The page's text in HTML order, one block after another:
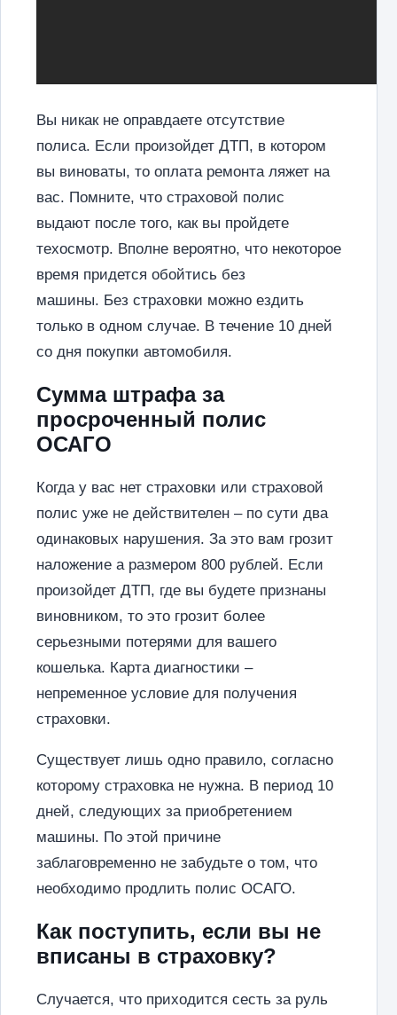
Вы никак не оправдаете отсутствие
полиса. Если произойдет ДТП, в котором
вы виноваты, то оплата ремонта ляжет на
вас. Помните, что страховой полис
выдают после того, как вы пройдете
техосмотр. Вполне вероятно, что некоторое
время придется обойтись без
машины. Без страховки можно ездить
только в одном случае. В течение 10 дней
со дня покупки автомобиля.
Сумма штрафа за
просроченный полис
ОСАГО
Когда у вас нет страховки или страховой
полис уже не действителен – по сути два
одинаковых нарушения. За это вам грозит
наложение а размером 800 рублей. Если
произойдет ДТП, где вы будете признаны
виновником, то это грозит более
серьезными потерями для вашего
кошелька. Карта диагностики –
непременное условие для получения
страховки.
Существует лишь одно правило, согласно
которому страховка не нужна. В период 10
дней, следующих за приобретением
машины. По этой причине
заблаговременно не забудьте о том, что
необходимо продлить полис ОСАГО.
Как поступить, если вы не
вписаны в страховку?
Случается, что приходится сесть за руль